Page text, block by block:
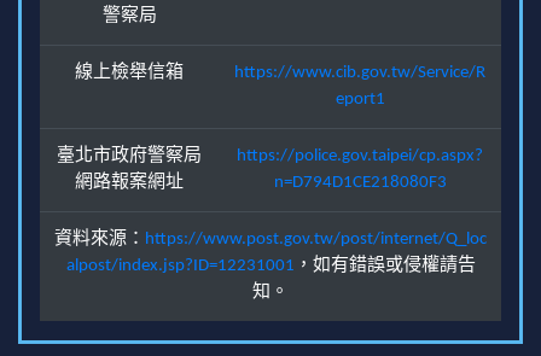
警察局
線上檢舉信箱
https://www.cib.gov.tw/Service/R
eport1
臺北市政府警察局
網路報案網址
https://police.gov.taipei/cp.aspx?
n=D794D1CE218080F3
資料來源： https://www.post.gov.tw/post/internet/Q_loc
alpost/index.jsp?ID=12231001 ，如有錯誤或侵權請告
知。